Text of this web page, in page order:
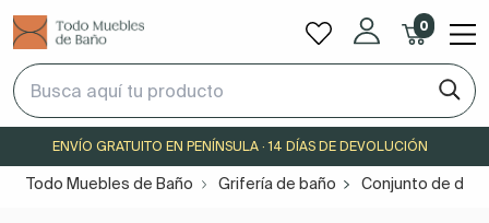
0
ENVÍO GRATUITO EN PENÍNSULA · 14 DÍAS DE DEVOLUCIÓN
Todo Muebles de Baño Grifería de baño Conjunto de